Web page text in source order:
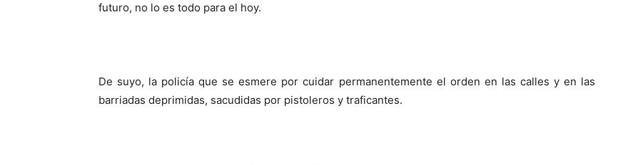
futuro, no lo es todo para el hoy.
De suyo, la policía que se esmere por cuidar permanentemente el orden en las calles y en las
barriadas deprimidas, sacudidas por pistoleros y traficantes.